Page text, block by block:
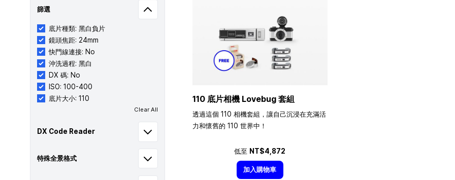
篩選
底片種類: 黑白負片
鏡頭焦距: 24mm
快門線連接: No
沖洗過程: 黑白
DX 碼: No
ISO: 100-400
底片大小: 110
Clear All
DX Code Reader
特殊全景格式
110 底片相機 Lovebug 套組
透過這個 110 相機套組，讓自己沉浸在充滿活
力和懷舊的 110 世界中！
低至 NT$4,872
加入購物車